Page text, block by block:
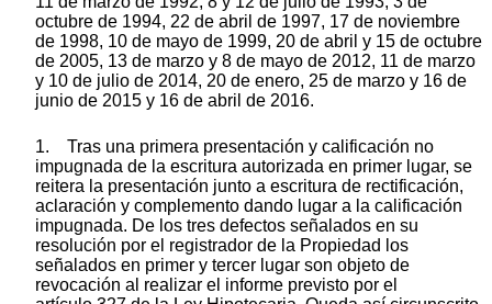
octubre de 1994, 22 de abril de 1997, 17 de noviembre
de 1998, 10 de mayo de 1999, 20 de abril y 15 de octubre
de 2005, 13 de marzo y 8 de mayo de 2012, 11 de marzo
y 10 de julio de 2014, 20 de enero, 25 de marzo y 16 de
junio de 2015 y 16 de abril de 2016.
1. Tras una primera presentación y calificación no
impugnada de la escritura autorizada en primer lugar, se
reitera la presentación junto a escritura de rectificación,
aclaración y complemento dando lugar a la calificación
impugnada. De los tres defectos señalados en su
resolución por el registrador de la Propiedad los
señalados en primer y tercer lugar son objeto de
revocación al realizar el informe previsto por el